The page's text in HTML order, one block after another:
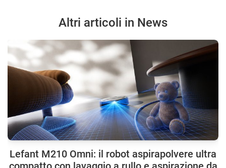
Altri articoli in News
Lefant M210 Omni: il robot aspirapolvere ultra